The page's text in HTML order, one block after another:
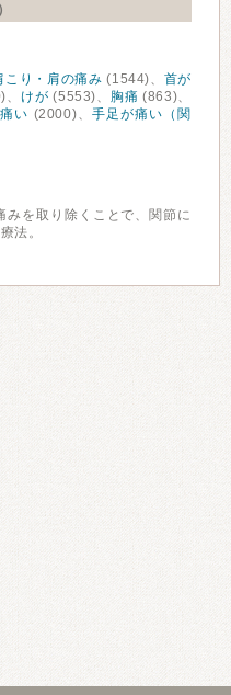
こり・肩の痛み (1544)、 首が
けが (5553)、 胸痛 (863)、
い (2000)、 手足が痛い（関
を取り除くことで、関節に
法。